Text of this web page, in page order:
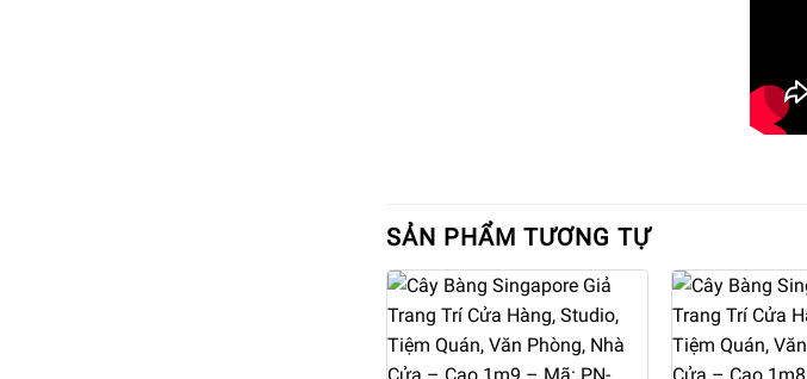
SẢN PHẨM TƯƠNG TỰ